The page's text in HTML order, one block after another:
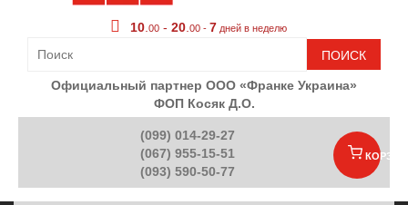
10 00 - 20 00 - 7 дней в неделю
ПОИСК
Официальный партнер ООО «Франке Украина»
ФОП Косяк Д.О.
(099) 014-29-27
(067) 955-15-51
(093) 590-50-77